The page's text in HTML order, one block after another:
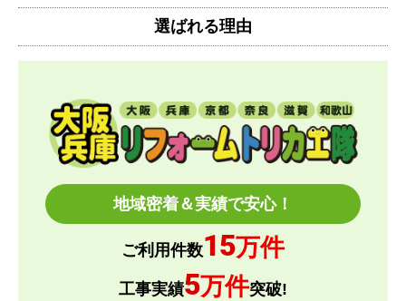
注文(入金)してから10日後にお届け、その後、工事
費を日程調整させてもらいました。
【その他感想・コメント】
工事日の都合が悪くなったためリスケをお願いした
ところ
快く対応していただきました。やりとりもスムーズ
でした。
とどーーんさん
選ばれる理由
地域密着＆実績で安心！
ご利用件数15万件
工事実績5万件突破!